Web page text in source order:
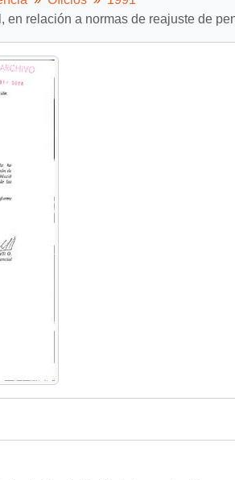
relación a normas de reajuste de